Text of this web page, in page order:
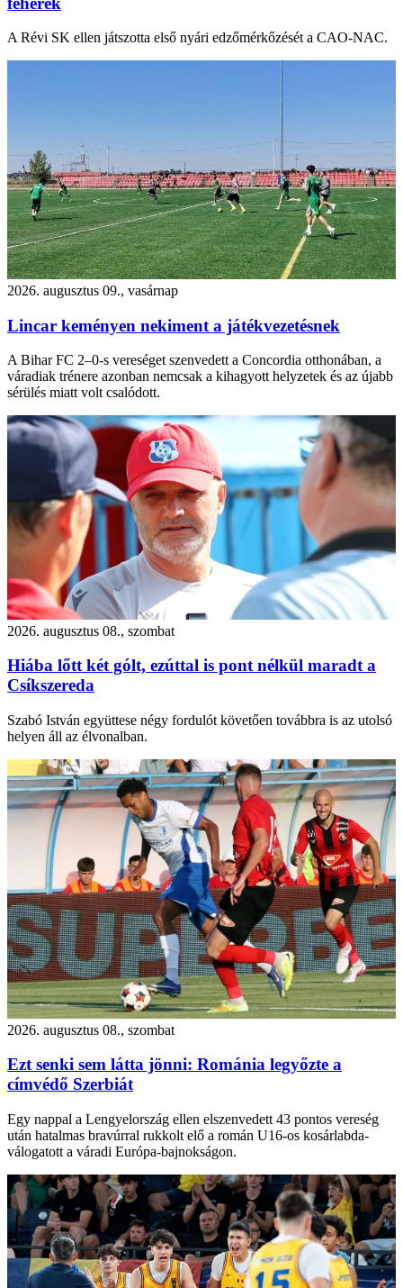
A Révi SK ellen játszotta első nyári edzőmérkőzését a CAO-NAC.
2026. augusztus 09., vasárnap
Lincar keményen nekiment a játékvezetésnek
A Bihar FC 2–0-s vereséget szenvedett a Concordia otthonában, a
váradiak trénere azonban nemcsak a kihagyott helyzetek és az újabb
sérülés miatt volt csalódott.
2026. augusztus 08., szombat
Hiába lőtt két gólt, ezúttal is pont nélkül maradt a
Csíkszereda
Szabó István együttese négy fordulót követően továbbra is az utolsó
helyen áll az élvonalban.
2026. augusztus 08., szombat
Ezt senki sem látta jönni: Románia legyőzte a
címvédő Szerbiát
Egy nappal a Lengyelország ellen elszenvedett 43 pontos vereség
után hatalmas bravúrral rukkolt elő a román U16-os kosárlabda-
válogatott a váradi Európa-bajnokságon.